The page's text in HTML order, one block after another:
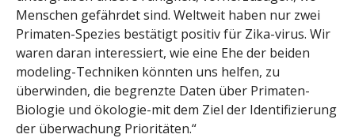
Menschen gefährdet sind. Weltweit haben nur zwei
Primaten-Spezies bestätigt positiv für Zika-virus. Wir
waren daran interessiert, wie eine Ehe der beiden
modeling-Techniken könnten uns helfen, zu
überwinden, die begrenzte Daten über Primaten-
Biologie und ökologie-mit dem Ziel der Identifizierung
der überwachung Prioritäten.“